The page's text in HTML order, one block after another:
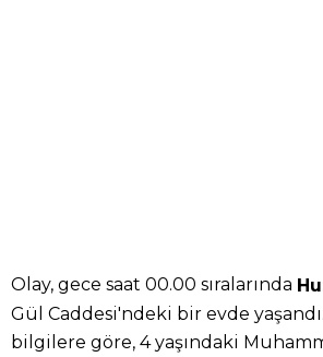
Olay, gece saat 00.00 sıralarında
Gül Caddesi'ndeki bir evde
bilgilere göre, 4 yaşındaki